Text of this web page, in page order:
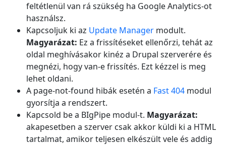
feltétlenül van rá szükség ha Google Analytics-ot
használsz.
Kapcsoljuk ki az Update Manager modult.
Magyarázat: Ez a frissítéseket ellenőrzi, tehát az
oldal meghívásakor kinéz a Drupal szerverére és
megnézi, hogy van-e frissítés. Ezt kézzel is meg
lehet oldani.
A page-not-found hibák esetén a Fast 404 modul
gyorsítja a rendszert.
Kapcsold be a BIgPipe modul-t. Magyarázat:
akapesetben a szerver csak akkor küldi ki a HTML
tartalmat, amikor teljesen elkészült vele és addig